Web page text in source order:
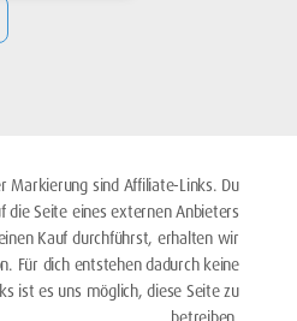
Markierung sind Affiliate-Links. Du
die Seite eines externen Anbieters
Kauf durchführst, erhalten wir
Für dich entstehen dadurch keine
ist es uns möglich, diese Seite zu